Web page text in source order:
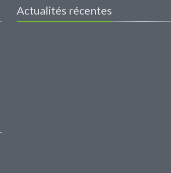
Actualités récentes